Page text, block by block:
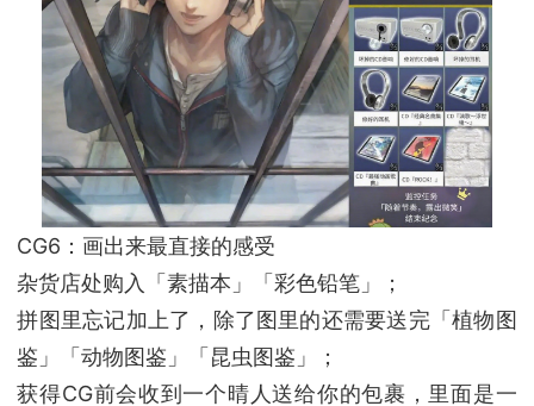
CG6：画出来最直接的感受
杂货店处购入「素描本」「彩色铅笔」；
拼图里忘记加上了，除了图里的还需要送完「植物图
鉴」「动物图鉴」「昆虫图鉴」；
获得CG前会收到一个晴人送给你的包裹，里面是一